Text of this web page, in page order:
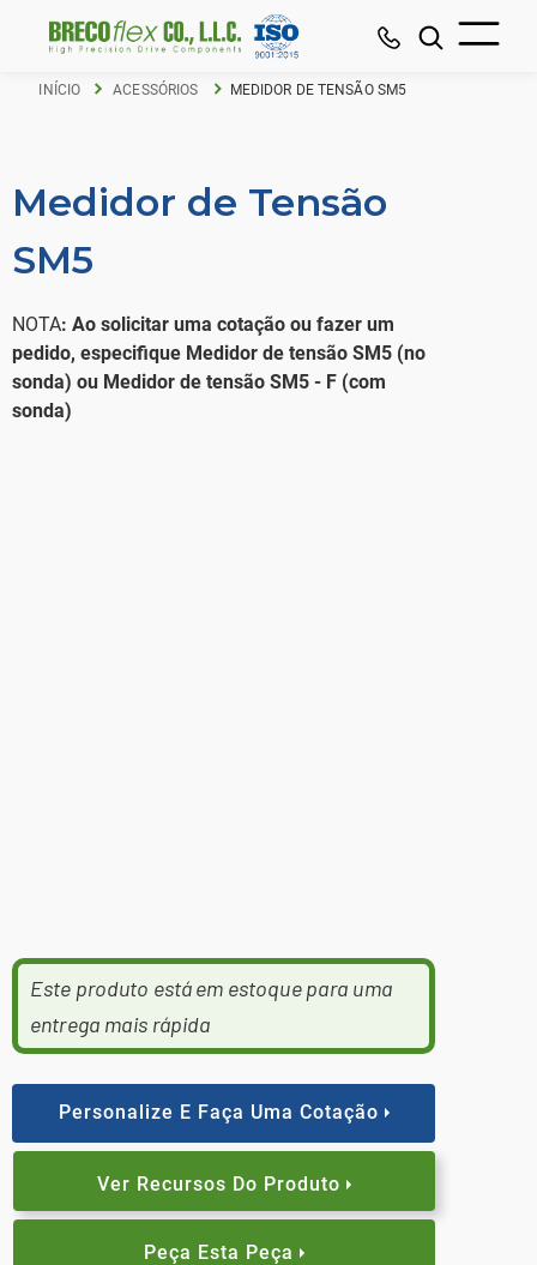
INÍCIO ACESSÓRIOS MEDIDOR DE TENSÃO SM5
Medidor de Tensão
SM5
‍NOTA: Ao solicitar uma cotação ou fazer um
pedido, especifique Medidor de tensão SM5 (no
sonda) ou Medidor de tensão SM5 - F (com
sonda)
Este produto está em estoque para uma
entrega mais rápida
Personalize E Faça Uma Cotação
Ver Recursos Do Produto
Peça Esta Peça